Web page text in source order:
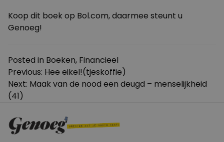
Koop dit boek op Bol.com, daarmee steunt u
Genoeg!
Posted in Boeken, Financieel
Bericht
navigatie
Previous: Hee eikel!(tjeskoffie)
Next: Maak van de nood een deugd – menselijkheid
(41)